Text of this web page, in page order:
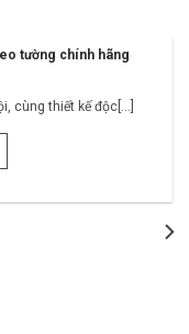
tường chính hãng
cùng thiết kế độc[...]